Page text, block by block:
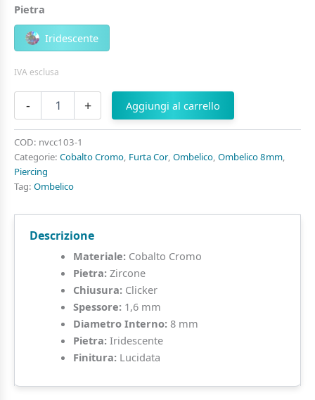
Pietra
Iridescente
IVA esclusa
-
Clicker
Ombelicale
Cobalto
Craveggiato
Iridescente
quantità
+ Aggiungi al carrello
COD: nvcc103-1
Categorie: Cobalto Cromo, Furta Cor, Ombelico, Ombelico 8mm,
Piercing
Tag: Ombelico
Descrizione
Materiale:Cobalto Cromo
Pietra:Zircone
Chiusura:Clicker
Spessore:1,6 mm
Diametro Interno:8 mm
Pietra:Iridescente
Finitura:Lucidata